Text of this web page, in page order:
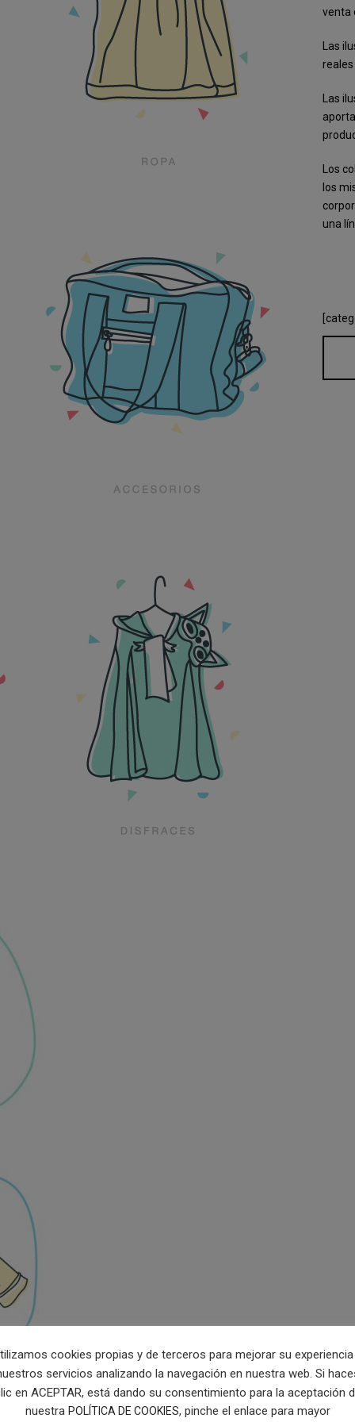
venta
Las
reales
Las
Los
los
una
cookies propias y de terceros para mejorar su
servicios analizando la navegación en nuestra web. Si
en ACEPTAR, está dando su consentimiento para la aceptación
nuestra POLÍTICA DE COOKIES, pinche el enlace para mayor